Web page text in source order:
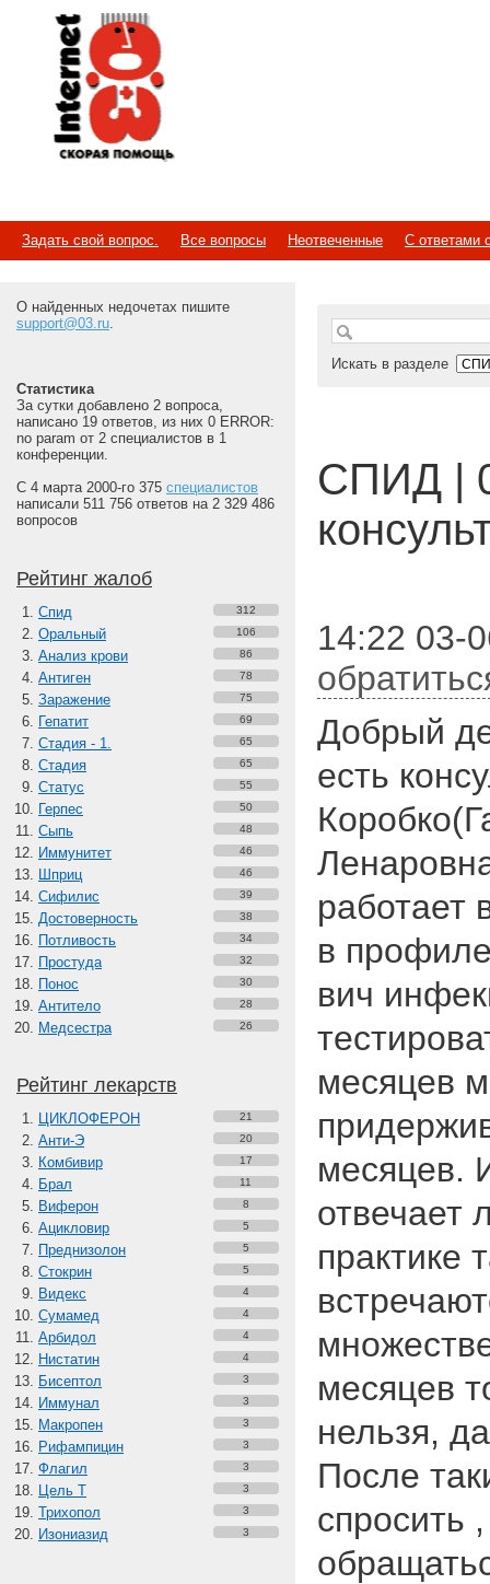
Internet
Скорая помощь
Задать свой вопрос. Все вопросы Неотвеченные С ответами
О найденных недочетах пишите
support@03.ru.
Статистика
За сутки добавлено 2 вопроса,
написано 19 ответов, из них 0 ERROR:
no param от 2 специалистов в 1
конференции.
С 4 марта 2000-го 375 специалистов
написали 511 756 ответов на 2 329 486
вопросов
Рейтинг жалоб
Спид 312
Оральный 106
Анализ крови 86
Антиген 78
Заражение 75
Гепатит 69
Стадия - 1. 65
Стадия 65
Статус 55
Герпес 50
Сыпь 48
Иммунитет 46
Шприц 46
Сифилис 39
Достоверность 38
Потливость 34
Простуда 32
Понос 30
Антитело 28
Медсестра 26
Рейтинг лекарств
ЦИКЛОФЕРОН 21
Анти-Э 20
Комбивир 17
Брал 11
Виферон 8
Ацикловир 5
Преднизолон 5
Стокрин 5
Видекс 4
Сумамед 4
Арбидол 4
Нистатин 4
Бисептол 3
Иммунал 3
Макропен 3
Рифампицин 3
Флагил 3
Цель Т 3
Трихопол 3
Изониазид 3
Искать в разделе
СПИД |
14:22 03-
Добрый
есть
работает
в
вич
месяцев
месяцев.
отвечает
практике
месяцев
нельзя,
После
спросить